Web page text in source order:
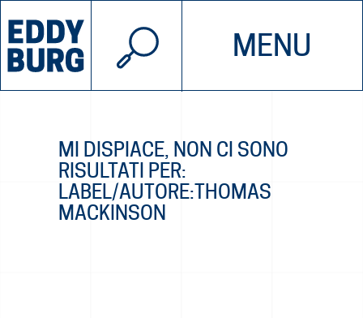
MENU
INIZIATIVE CHI SIAMO
SOSTIENICI CONTATTACI
© 2026 EDDYBURG
MI DISPIACE, NON CI SONO
RISULTATI PER:
LABEL/AUTORE:THOMAS
MACKINSON